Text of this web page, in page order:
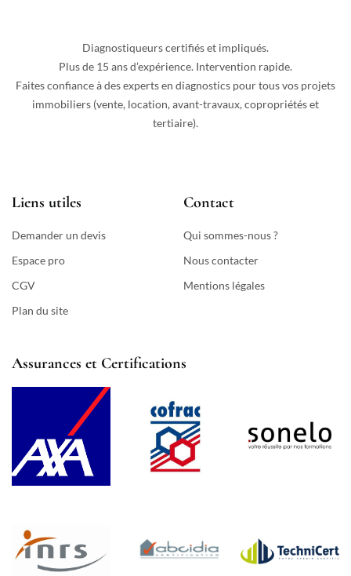
Diagnostiqueurs certifiés et impliqués.
Plus de 15 ans d’expérience. Intervention rapide.
Faites confiance à des experts en diagnostics pour tous vos projets
immobiliers (vente, location, avant-travaux, copropriétés et
tertiaire).
Liens utiles
Demander un devis
Espace pro
CGV
Plan du site
Contact
Qui sommes-nous ?
Nous contacter
Mentions légales
Assurances et Certifications